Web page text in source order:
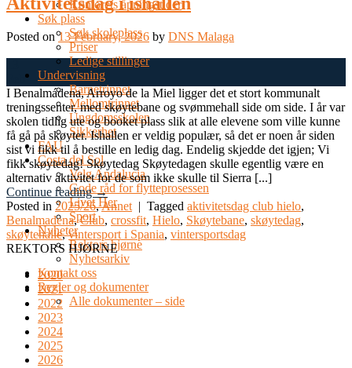
Kontorets åpningstider
Søk plass
Søk skoleplass
Priser
Ledige stillinger
Undervisning
Barnetrinnet
Mellomtrinnet
Ungdomsskolen
Sikkerhet
FAU
Costa del Sol
Velg Andalucia
Gode råd for flytteprosessen
Livet Her
Sport
Nyheter
Rektors hjørne
Nyhetsarkiv
Kontakt oss
Regler og dokumenter
Alle dokumenter – side
Posted on13 February, 2026 by DNS Malaga
I Benalmádena, Arroyo de la Miel ligger det et stort kommunalt
treningssenter, med skøytebane og svømmehall side om side. I år var
skolen tidlig ute og booket plass slik at alle elevene som ville kunne
få gå på skøyter. Ishallen er veldig populær, så det er noen år siden
sist vi fikk til å bestille en ledig dag. Endelig skjedde det igjen; Vi
fikk skøytedag! Skøytedag Skøytedagen skulle egentlig være en
alternativ aktivitet for de som ikke skulle til Sierra [...]
Continue reading→
Posted in 2025/26,Annet | Tagged aktivitetsdag club hielo,
Benalmadena,Club, crossfit, Hielo, Skøytebane, skøytedag,
skøytehalle,vintersport i Spania, vintersportsdag
REKTORS HJØRNE
2020
2021
2022
2023
2024
2025
2026